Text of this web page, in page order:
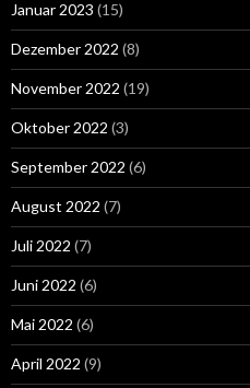
Januar 2023 (15)
Dezember 2022 (8)
November 2022 (19)
Oktober 2022 (3)
September 2022 (6)
August 2022 (7)
Juli 2022 (7)
Juni 2022 (6)
Mai 2022 (6)
April 2022 (9)